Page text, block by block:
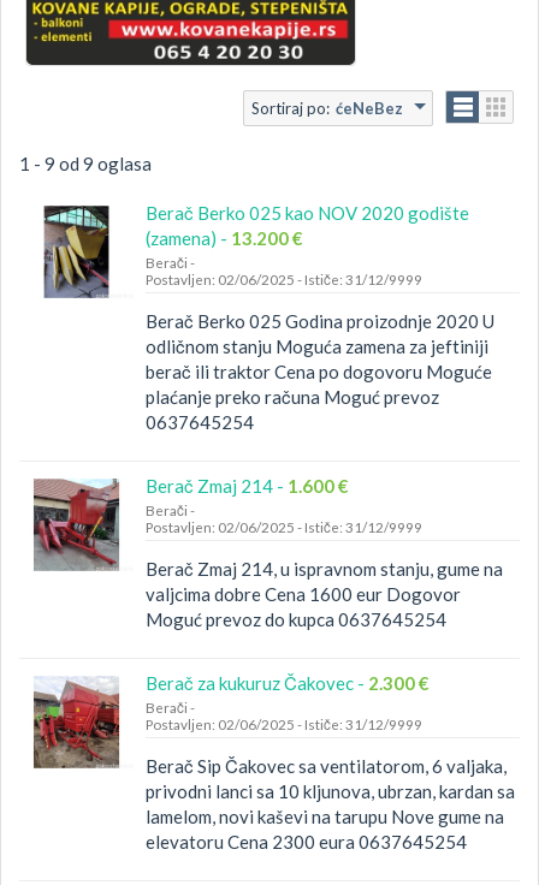
Sortiraj po: ćeNeBez
1 - 9 od 9 oglasa
Berač Berko 025 kao NOV 2020 godište
(zamena) - 13.200 €
Berači -
Postavljen: 02/06/2025 - Ističe: 31/12/9999
Berač Berko 025 Godina proizodnje 2020 U
odličnom stanju Moguća zamena za jeftiniji
berač ili traktor Cena po dogovoru Moguće
plaćanje preko računa Moguć prevoz
0637645254
Berač Zmaj 214 - 1.600 €
Berači -
Postavljen: 02/06/2025 - Ističe: 31/12/9999
Berač Zmaj 214, u ispravnom stanju, gume na
valjcima dobre Cena 1600 eur Dogovor
Moguć prevoz do kupca 0637645254
Berač za kukuruz Čakovec - 2.300 €
Berači -
Postavljen: 02/06/2025 - Ističe: 31/12/9999
Berač Sip Čakovec sa ventilatorom, 6 valjaka,
privodni lanci sa 10 kljunova, ubrzan, kardan sa
lamelom, novi kaševi na tarupu Nove gume na
elevatoru Cena 2300 eura 0637645254